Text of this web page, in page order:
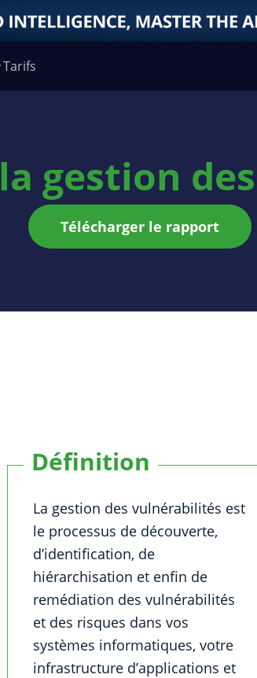
Tarifs
la gestion
Télécharger le rapport
Définition
La gestion des vulnérabilités est
le processus de découverte,
d’identification, de
hiérarchisation et enfin de
remédiation des vulnérabilités
et des risques dans vos
systèmes informatiques, votre
infrastructure d’applications et